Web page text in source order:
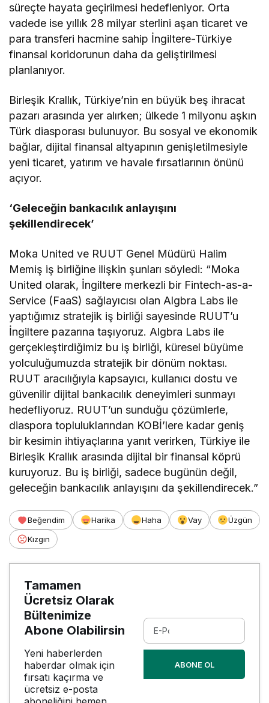
süreçte hayata geçirilmesi hedefleniyor. Orta
vadede ise yıllık 28 milyar sterlini aşan ticaret ve
para transferi hacmine sahip İngiltere-Türkiye
finansal koridorunun daha da geliştirilmesi
planlanıyor.
Birleşik Krallık, Türkiye’nin en büyük beş ihracat
pazarı arasında yer alırken; ülkede 1 milyonu aşkın
Türk diasporası bulunuyor. Bu sosyal ve ekonomik
bağlar, dijital finansal altyapının genişletilmesiyle
yeni ticaret, yatırım ve havale fırsatlarının önünü
açıyor.
‘Geleceğin bankacılık anlayışını
şekillendirecek’
Moka United ve RUUT Genel Müdürü Halim
Memiş iş birliğine ilişkin şunları söyledi: “Moka
United olarak, İngiltere merkezli bir Fintech-as-a-
Service (FaaS) sağlayıcısı olan Algbra Labs ile
yaptığımız stratejik iş birliği sayesinde RUUT’u
İngiltere pazarına taşıyoruz. Algbra Labs ile
gerçekleştirdiğimiz bu iş birliği, küresel büyüme
yolculuğumuzda stratejik bir dönüm noktası.
RUUT aracılığıyla kapsayıcı, kullanıcı dostu ve
güvenilir dijital bankacılık deneyimleri sunmayı
hedefliyoruz. RUUT’un sunduğu çözümlerle,
diaspora topluluklarından KOBİ’lere kadar geniş
bir kesimin ihtiyaçlarına yanıt verirken, Türkiye ile
Birleşik Krallık arasında dijital bir finansal köprü
kuruyoruz. Bu iş birliği, sadece bugünün değil,
geleceğin bankacılık anlayışını da şekillendirecek.”
Beğendim Harika Haha Vay
Üzgün
Kızgın
Tamamen
Ücretsiz Olarak
Bültenimize
Abone Olabilirsin
Yeni haberlerden
haberdar olmak için
fırsatı kaçırma ve
ücretsiz e-posta
ABONE OL